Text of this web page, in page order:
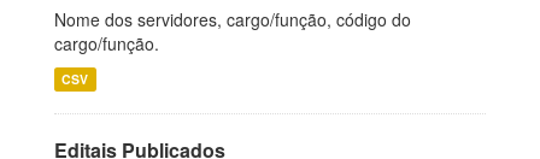
Nome dos servidores, cargo/função, código do
cargo/função.
CSV
Editais Publicados